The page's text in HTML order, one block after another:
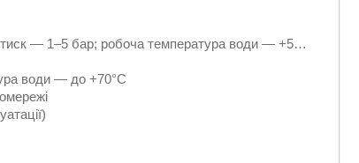
— 1–5 бар; робоча температура води — +5…
води — до +70°C